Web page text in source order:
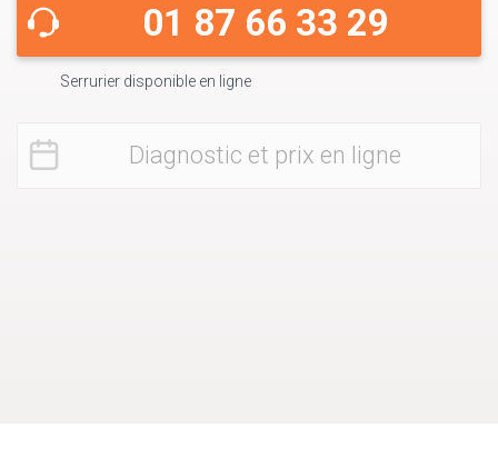
01 87 66 33 29
Serrurier disponible en ligne
Diagnostic et prix en ligne